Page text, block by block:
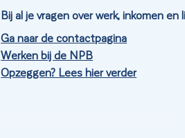
Bij al je vragen over werk, inkomen en
Ga naar de contactpagina
Werken bij de NPB
Opzeggen? Lees hier verder